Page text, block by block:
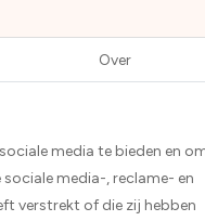
Deze driehoekige
en apparatuur.
het herkenbare
Dankzij de duurzame
Over
media te bieden en
media-, reclame- en
verstrekt of die zij hebben